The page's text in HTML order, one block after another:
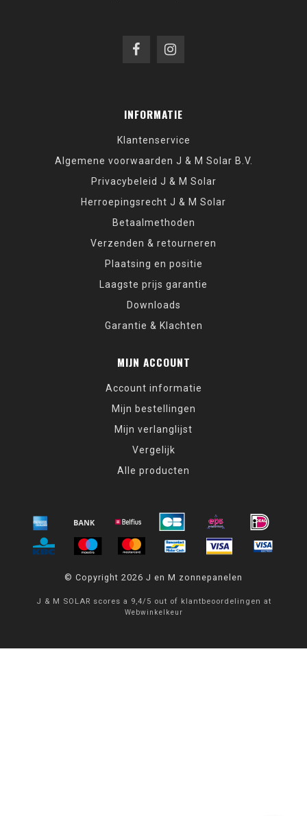
INFORMATIE
Klantenservice
Algemene voorwaarden J & M Solar B.V.
Privacybeleid J & M Solar
Herroepingsrecht J & M Solar
Betaalmethoden
Verzenden & retourneren
Plaatsing en positie
Laagste prijs garantie
Downloads
Garantie & Klachten
MIJN ACCOUNT
Account informatie
Mijn bestellingen
Mijn verlanglijst
Vergelijk
Alle producten
© Copyright 2026 J en M zonnepanelen
J & M SOLAR scores a 9,4/ 5 out of klantbeoordelingen at
Webwinkelkeur